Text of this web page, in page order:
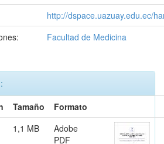
http://dspace.uazuay.edu.ec/
Facultad de Medicina
Tamaño
Formato
1,1 MB
Adobe
PDF